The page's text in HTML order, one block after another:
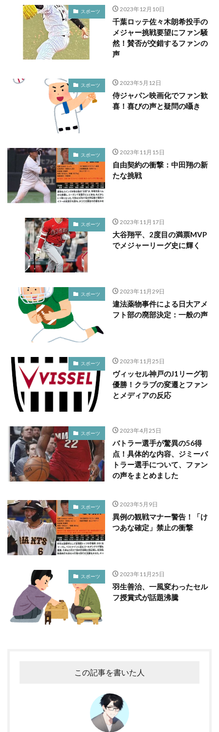
スポーツ 2023年12月10日
千葉ロッテ佐々木朗希投手の
メジャー挑戦要望にファン騒
然！賛否が交錯するファンの
声
スポーツ 2023年5月12日
侍ジャパン映画化でファン歓
喜！喜びの声と疑問の囁き
スポーツ 2023年11月15日
自由契約の衝撃：中田翔の新
たな挑戦
スポーツ 2023年11月17日
大谷翔平、2度目の満票MVP
でメジャーリーグ史に輝く
スポーツ 2023年11月29日
違法薬物事件による日大アメ
フト部の廃部決定：一般の声
スポーツ 2023年11月25日
ヴィッセル神戸のJ1リーグ初
優勝！クラブの変遷とファン
とメディアの反応
スポーツ 2023年4月25日
バトラー選手が驚異の56得
点！具体的な内容、ジミーバ
トラー選手について、ファン
の声をまとめました
スポーツ 2023年5月9日
異例の観戦マナー警告！「け
つあな確定」禁止の衝撃
スポーツ 2023年11月25日
羽生善治、一風変わったセル
フ授賞式が話題沸騰
この記事を書いた人